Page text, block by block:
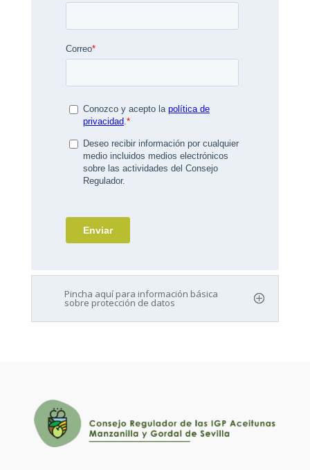
Pincha aquí para información básica
sobre protección de datos